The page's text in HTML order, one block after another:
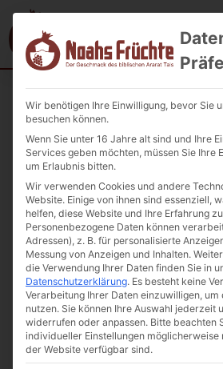
Startseite/Geschenkideen/ Servierplatte
handgefertigt 1St.
Wir benötigen Ihre Einwilligung, bevor Sie
besuchen können.
Wenn Sie unter 16 Jahre alt sind und Ihre
Services geben möchten, müssen Sie Ihre
um Erlaubnis bitten.
Wir verwenden Cookies und andere
Website. Einige von ihnen sind essenziell,
helfen, diese Website und Ihre Erfahrung
Personenbezogene Daten können
Adressen), z. B. für personalisierte
Messung von Anzeigen und Inhalten.
die Verwendung Ihrer Daten finden Sie in
Datenschutzerklärung. Es besteht keine
Verarbeitung Ihrer Daten einzuwilligen, um
nutzen. Sie können Ihre Auswahl jederzeit
widerrufen oder anpassen. Bitte beachten
individueller Einstellungen möglicherweise
der Website verfügbar sind.